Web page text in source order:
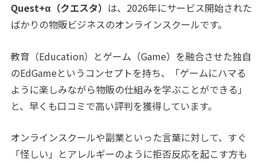
Quest+α（クエスタ） は、2026年にサービス開始された
ばかりの物販ビジネスのオンラインスクールです。
教育（Education）とゲーム（Game）を融合させた独自
のEdGameというコンセプトを持ち、「ゲームにハマる
ように楽しみながら物販の仕組みを学ぶことができる」
と、早くも口コミで高い評判を獲得しています。
オンラインスクールや副業といった言葉に対して、すぐ
「怪しい」とアレルギーのように拒否反応を起こす方も